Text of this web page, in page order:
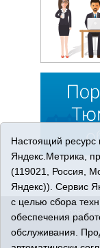
© 2026
© При
Настоящий ресурс
Яндекс.Метрика,
(119021, Россия,
Яндекс)). Сервис
с целью сбора
обеспечения
обслуживания.